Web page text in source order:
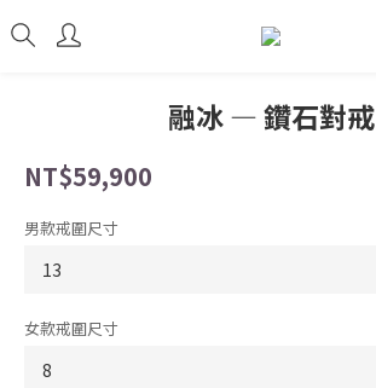
融冰 — 鑽石對戒
NT$59,900
男款戒圍尺寸
女款戒圍尺寸